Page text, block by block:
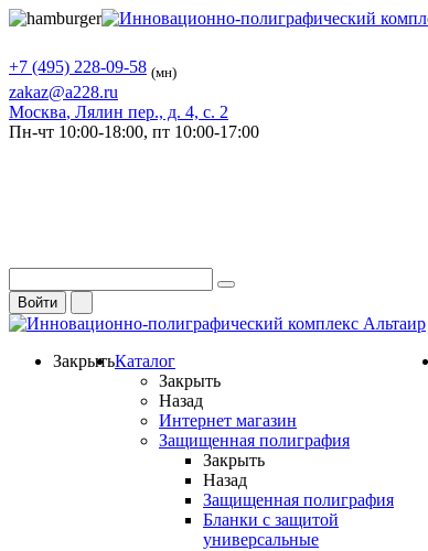
+7 (495) 228-09-58 (мн)
zakaz@a228.ru
Москва, Лялин пер., д. 4, с. 2
Пн-чт 10:00-18:00, пт 10:00-17:00
Войти
ЗакрытьКаталог
Закрыть
Назад
Интернет магазин
Защищенная полиграфия
Закрыть
Назад
Защищенная полиграфия
Бланки с защитой
универсальные